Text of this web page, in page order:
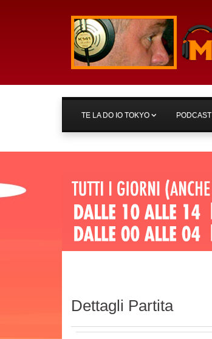
TE LA DO IO TOKYO PODCAST
Dettagli Partita